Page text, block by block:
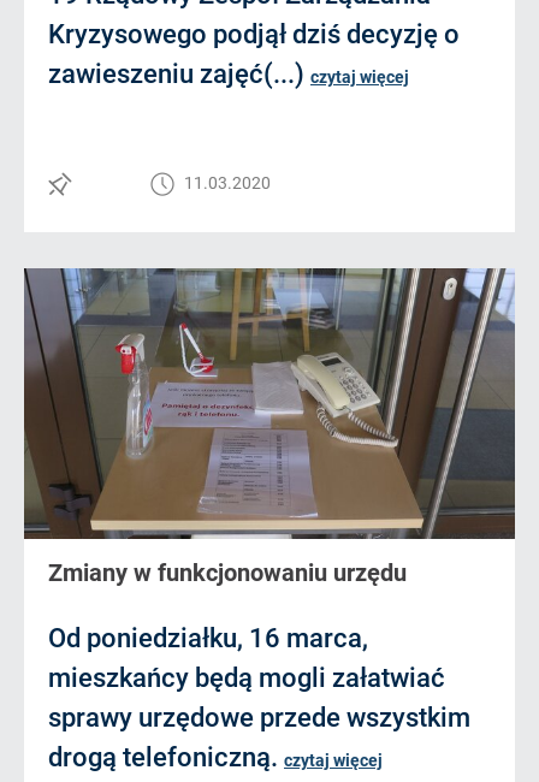
Kryzysowego podjął dziś decyzję o
zawieszeniu zajęć(...) czytaj więcej
11.03.2020
Zmiany w funkcjonowaniu urzędu
Od poniedziałku, 16 marca,
mieszkańcy będą mogli załatwiać
sprawy urzędowe przede wszystkim
drogą telefoniczną. czytaj więcej